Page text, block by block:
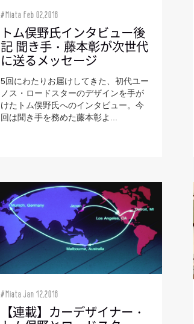
#Miata Feb 02,2018
トム俣野氏インタビュー後
記 聞き手・藤本彰が次世代
に送るメッセージ
5回にわたりお届けしてきた、初代ユー
ノス・ロードスターのデザインを手が
けたトム俣野氏へのインタビュー。今
回は聞き手を務めた藤本彰よ...
#Miata Jan 12,2018
【連載】カーデザイナー・